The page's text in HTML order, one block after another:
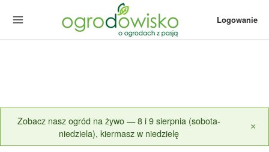
Logowanie
Zobacz nasz ogród na żywo — 8 i 9 sierpnia (sobota-
niedziela), kiermasz w niedzielę
×